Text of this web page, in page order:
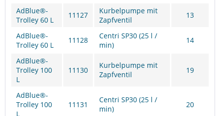
AdBlue®-
Trolley 60 L
11127
Kurbelpumpe mit
Zapfventil
13
AdBlue®-
Trolley 60 L
11128
Centri SP30 (25 l /
min)
14
AdBlue®-
Trolley 100
L
11130
Kurbelpumpe mit
Zapfventil
19
AdBlue®-
Trolley 100
L
11131
Centri SP30 (25 l /
min)
20